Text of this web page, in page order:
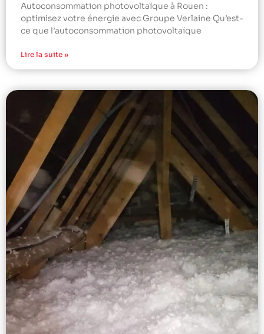
Autoconsommation photovoltaïque à Rouen :
optimisez votre énergie avec Groupe Verlaine Qu’est-
ce que l’autoconsommation photovoltaïque
Lire la suite »